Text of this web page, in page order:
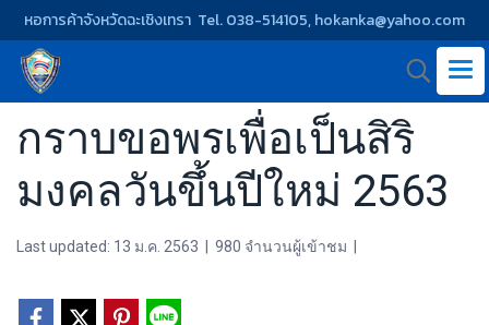
หอการค้าจังหวัดฉะเชิงเทรา Tel. 038-514105, hokanka@yahoo.com
กราบขอพรเพื่อเป็นสิริ
มงคลวันขึ้นปีใหม่ 2563
Last updated: 13 ม.ค. 2563 980 จำนวนผู้เข้าชม